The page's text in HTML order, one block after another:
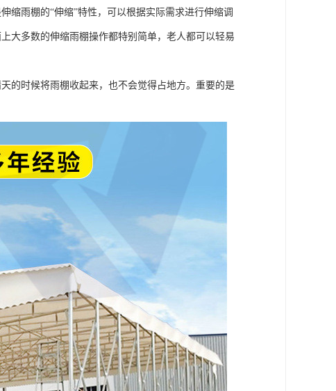
缩雨棚的“伸缩”特性，可以根据实际需求进行伸缩调
大多数的伸缩雨棚操作都特别简单，老人都可以轻易
的时候将雨棚收起来，也不会觉得占地方。重要的是